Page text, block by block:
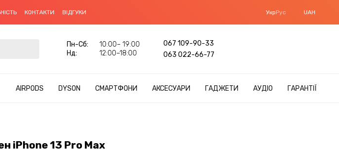
КОНТАКТИ ВІДГУКИ УкрРус UAH
Пн-Cб:
10:00– 19:00
Нд:
12:00–18:00
067 109-90-33
063 022-66-77
AIRPODS DYSON СМАРТФОНИ АКСЕСУАРИ ГАДЖЕТИ АУДІО ГАРАНТІЇ
iPhone 13 Pro Max